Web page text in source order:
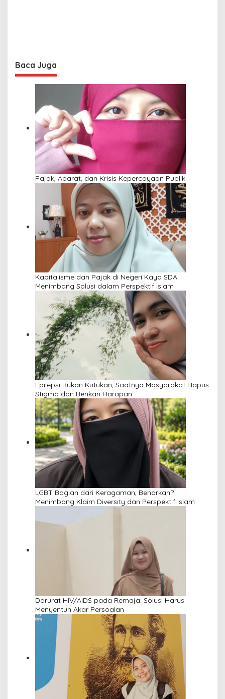
Baca Juga
Pajak, Aparat, dan Krisis Kepercayaan Publik
Kapitalisme dan Pajak di Negeri Kaya SDA:
Menimbang Solusi dalam Perspektif Islam
Epilepsi Bukan Kutukan, Saatnya Masyarakat Hapus
Stigma dan Berikan Harapan
LGBT Bagian dari Keragaman, Benarkah?
Menimbang Klaim Diversity dan Perspektif Islam
Darurat HIV/AIDS pada Remaja: Solusi Harus
Menyentuh Akar Persoalan